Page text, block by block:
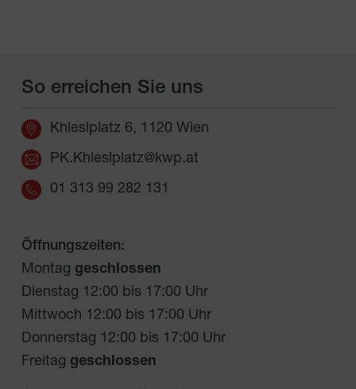
So erreichen Sie uns
Khleslplatz 6, 1120 Wien
PK.Khleslplatz@kwp.at
01 313 99 282 131
Öffnungszeiten:
Montag geschlossen
Dienstag 12:00 bis 17:00 Uhr
Mittwoch 12:00 bis 17:00 Uhr
Donnerstag 12:00 bis 17:00 Uhr
Freitag geschlossen